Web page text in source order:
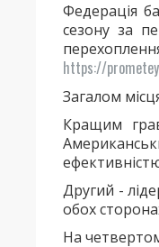
Федерація
сезону за
https://
Загалом
Кращим
Другий -
обох
На